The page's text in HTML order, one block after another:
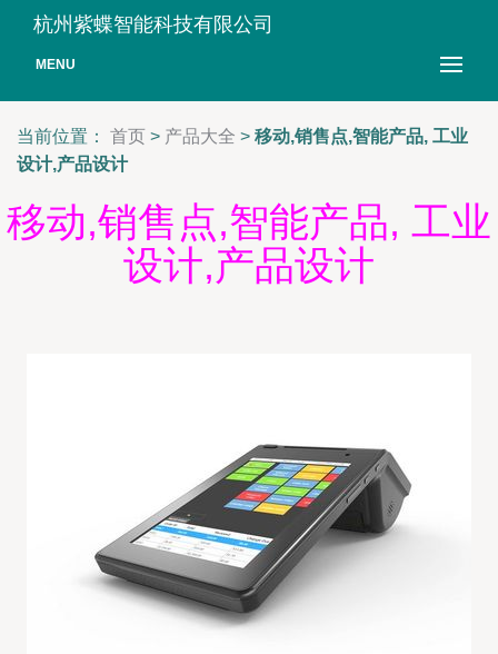
杭州紫蝶智能科技有限公司
MENU
当前位置： 首页 > 产品大全 > 移动,销售点,智能产品, 工业
设计,产品设计
移动,销售点,智能产品, 工业
设计,产品设计